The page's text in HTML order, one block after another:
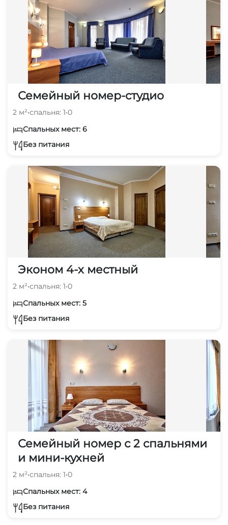
Семейный номер-студио
2 м²•спальня: 1•0
Спальных мест: 6
Без питания
Эконом 4-х местный
2 м²•спальня: 1•0
Спальных мест: 5
Без питания
Семейный номер с 2 спальнями
и мини-кухней
2 м²•спальня: 1•0
Спальных мест: 4
Без питания